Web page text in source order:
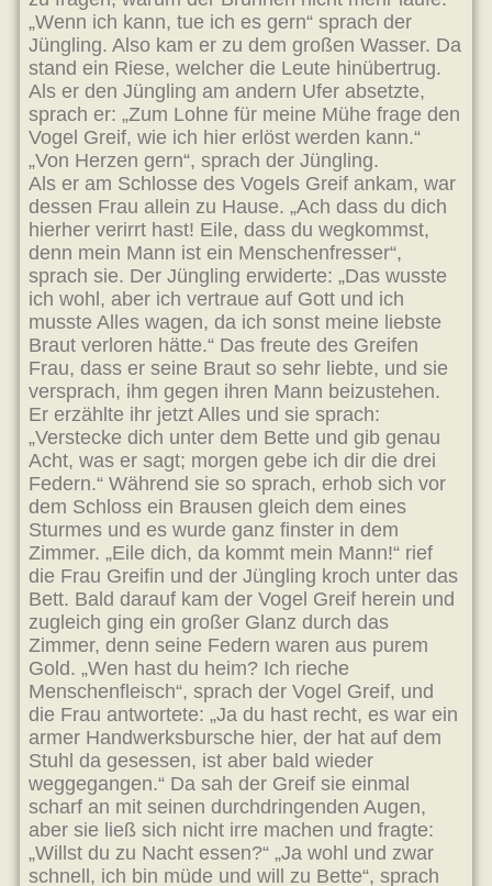
„Wenn ich kann, tue ich es gern“ sprach der
Jüngling. Also kam er zu dem großen Wasser. Da
stand ein Riese, welcher die Leute hinübertrug.
Als er den Jüngling am andern Ufer absetzte,
sprach er: „Zum Lohne für meine Mühe frage den
Vogel Greif, wie ich hier erlöst werden kann.“
„Von Herzen gern“, sprach der Jüngling.
Als er am Schlosse des Vogels Greif ankam, war
dessen Frau allein zu Hause. „Ach dass du dich
hierher verirrt hast! Eile, dass du wegkommst,
denn mein Mann ist ein Menschenfresser“,
sprach sie. Der Jüngling erwiderte: „Das wusste
ich wohl, aber ich vertraue auf Gott und ich
musste Alles wagen, da ich sonst meine liebste
Braut verloren hätte.“ Das freute des Greifen
Frau, dass er seine Braut so sehr liebte, und sie
versprach, ihm gegen ihren Mann beizustehen.
Er erzählte ihr jetzt Alles und sie sprach:
„Verstecke dich unter dem Bette und gib genau
Acht, was er sagt; morgen gebe ich dir die drei
Federn.“ Während sie so sprach, erhob sich vor
dem Schloss ein Brausen gleich dem eines
Sturmes und es wurde ganz finster in dem
Zimmer. „Eile dich, da kommt mein Mann!“ rief
die Frau Greifin und der Jüngling kroch unter das
Bett. Bald darauf kam der Vogel Greif herein und
zugleich ging ein großer Glanz durch das
Zimmer, denn seine Federn waren aus purem
Gold. „Wen hast du heim? Ich rieche
Menschenfleisch“, sprach der Vogel Greif, und
die Frau antwortete: „Ja du hast recht, es war ein
armer Handwerksbursche hier, der hat auf dem
Stuhl da gesessen, ist aber bald wieder
weggegangen.“ Da sah der Greif sie einmal
scharf an mit seinen durchdringenden Augen,
aber sie ließ sich nicht irre machen und fragte:
„Willst du zu Nacht essen?“ „Ja wohl und zwar
schnell, ich bin müde und will zu Bette“, sprach